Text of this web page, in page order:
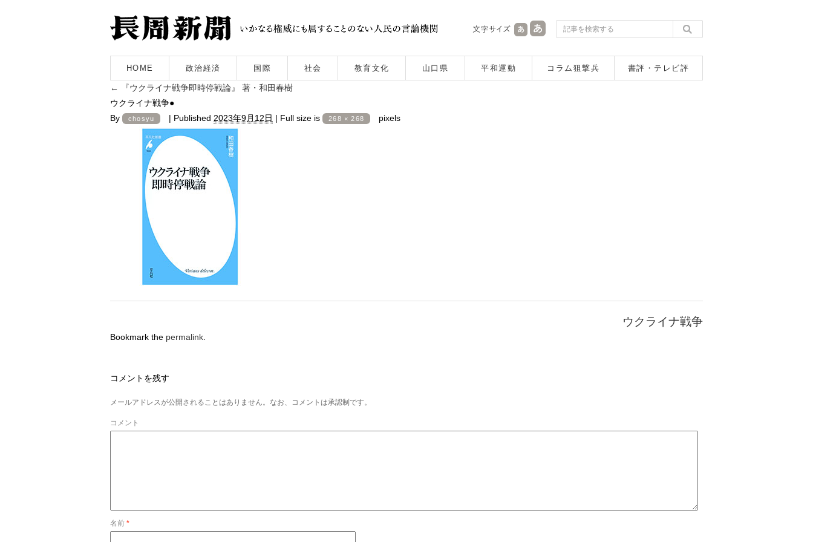
HOME 政治経済 国際 社会 教育文化 山口県 平和運動 コラム狙撃兵 書評・テレビ評
←
『ウクライナ戦争即時停戦論』 著・和田春樹
ウクライナ戦争●
By
chosyu | Published 2023年9月12日 | Full size is 268 × 268 pixels
ウクライナ戦争
Bookmark the permalink
コメントを残す
メールアドレスが公開されることはありません。なお、コメントは承認制です。
コメント
名前 *